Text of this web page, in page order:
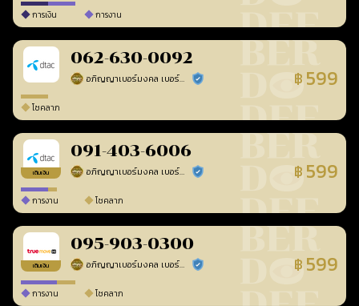
การเงิน การงาน
062-630-0092
อภิญญาเบอร์มงคล เบอร์สวยเลขศาสตร์ ร้านยืนยันแล้ว ฿ 599
โชคลาภ
เติมเงิน
091-403-6006
อภิญญาเบอร์มงคล เบอร์สวยเลขศาสตร์ ร้านยืนยันแล้ว ฿ 599
การงาน โชคลาภ
เติมเงิน
095-903-0300
อภิญญาเบอร์มงคล เบอร์สวยเลขศาสตร์ ร้านยืนยันแล้ว ฿ 599
การงาน โชคลาภ